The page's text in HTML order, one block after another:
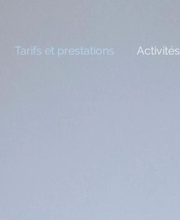
Tarifs et prestations Activités